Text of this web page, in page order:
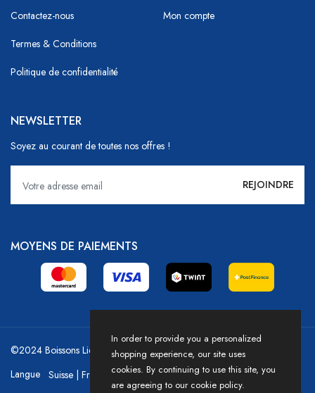
Contactez-nous
Termes & Conditions
Politique de confidentialité
Mon compte
NEWSLETTER
Soyez au courant de toutes nos offres !
MOYENS DE PAIEMENTS
©2024 Boissons Liechti - GoDrink Group / Powered by HICASS
Langue
In order to provide you a personalized
shopping experience, our site uses
cookies. By continuing to use this site, you
are agreeing to our cookie policy.